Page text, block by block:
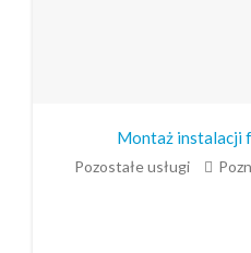
Montaż instalacji
Pozostałe usługi